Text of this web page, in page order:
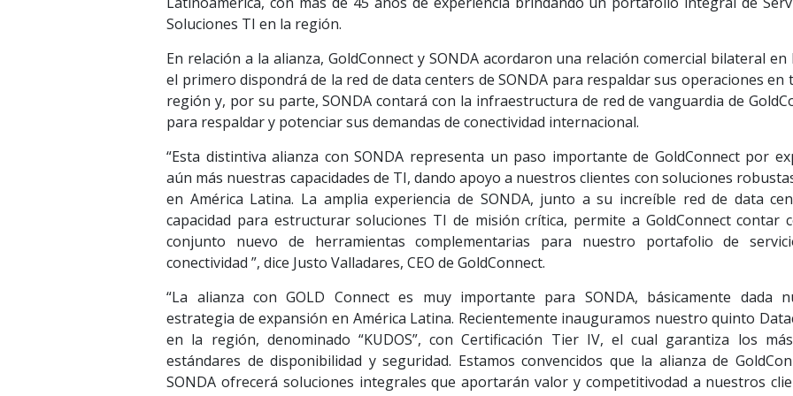
Soluciones TI en la región.
En relación a la alianza, GoldConnect y SONDA acordaron una relación comercial bilateral en
el primero dispondrá de la red de data centers de SONDA para respaldar sus operaciones en
región y, por su parte, SONDA contará con la infraestructura de red de vanguardia de
para respaldar y potenciar sus demandas de conectividad internacional.
“Esta distintiva alianza con SONDA representa un paso importante de GoldConnect por
aún más nuestras capacidades de TI, dando apoyo a nuestros clientes con soluciones
en América Latina. La amplia experiencia de SONDA, junto a su increíble red de data
capacidad para estructurar soluciones TI de misión crítica, permite a GoldConnect contar
conjunto nuevo de herramientas complementarias para nuestro portafolio de
conectividad ”, dice Justo Valladares, CEO de GoldConnect.
“La alianza con GOLD Connect es muy importante para SONDA, básicamente dada
estrategia de expansión en América Latina. Recientemente inauguramos nuestro quinto
en la región, denominado “KUDOS”, con Certificación Tier IV, el cual garantiza los
estándares de disponibilidad y seguridad. Estamos convencidos que la alianza de
SONDA ofrecerá soluciones integrales que aportarán valor y competitivodad a nuestros